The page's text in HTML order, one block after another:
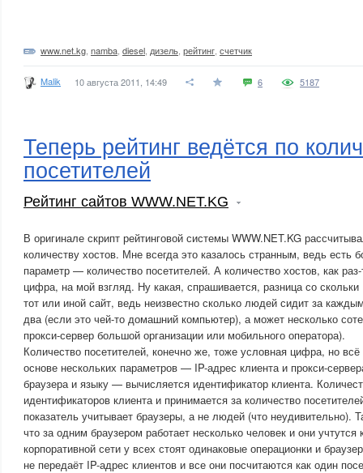
www.net.kg namba diesel дизель рейтинг счетчик
Malik 10 августа 2011, 14:49 6 5187
Теперь рейтинг ведётся по
посетителей
Рейтинг сайтов WWW.NET.KG
В оригинале скрипт рейтинговой системы WWW.NET.KG
количеству хостов. Мне всегда это казалось странным, ведь есть
параметр — количество посетителей. А количество хостов, как
цифра, на мой взгляд. Ну какая, спрашивается, разница со
тот или иной сайт, ведь неизвестно сколько людей сидит за
два (если это чей-то домашний компьютер), а может несколько
прокси-сервер большой организации или мобильного оператора).
Количество посетителей, конечно же, тоже условная цифра, но
основе нескольких параметров — IP-адрес клиента и прокси-
браузера и языку — вычисляется идентификатор клиента.
идентификаторов клиента и принимается за количество
показатель учитывает браузеры, а не людей (что неудивительно).
что за одним браузером работает несколько человек и они учтутся
корпоративной сети у всех стоят одинаковые операционки и
не передаёт IP-адрес клиентов и все они посчитаются как один